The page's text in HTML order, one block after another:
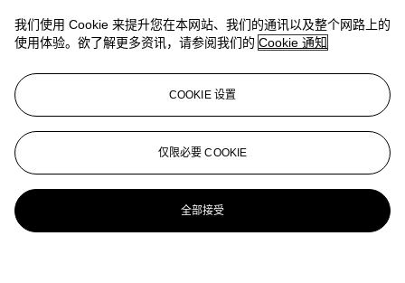
我们使用 Cookie 来提升您在本网站、我们的通讯以及整个网路上的
使用体验。欲了解更多资讯，请参阅我们的 Cookie 通知
COOKIE 设置
仅限必要 COOKIE
全部接受